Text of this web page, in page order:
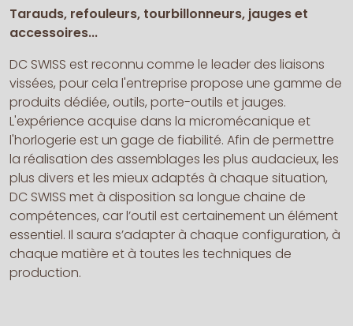
Tarauds, refouleurs, tourbillonneurs, jauges et
accessoires...
DC SWISS est reconnu comme le leader des liaisons
vissées, pour cela l'entreprise propose une gamme de
produits dédiée, outils, porte-outils et jauges.
L'expérience acquise dans la micromécanique et
l'horlogerie est un gage de fiabilité. Afin de permettre
la réalisation des assemblages les plus audacieux, les
plus divers et les mieux adaptés à chaque situation,
DC SWISS met à disposition sa longue chaine de
compétences, car l’outil est certainement un élément
essentiel. Il saura s’adapter à chaque configuration, à
chaque matière et à toutes les techniques de
production.